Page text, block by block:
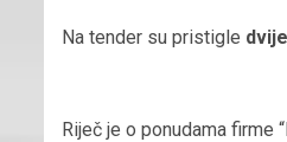
Na tender su pristigle
Riječ je o ponudama firme